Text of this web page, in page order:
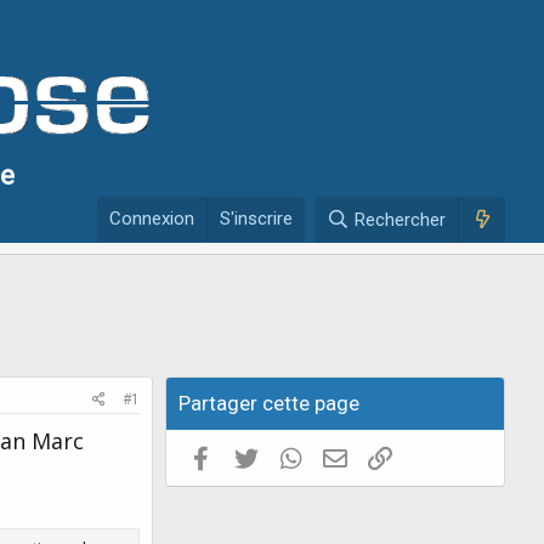
Connexion S'inscrire Rechercher
#1
Marc
Partager cette page
Facebook
Twitter WhatsAppE-mail valide